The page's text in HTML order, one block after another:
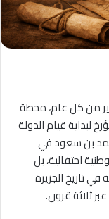
السعودي، الموافق 22 فبراير من كل عام، محطة
لبداية قيام الدولة
الإمام محمد بن سعود في
احتفالية، بل
تاريخ الجزيرة
ثلاثة قرون.